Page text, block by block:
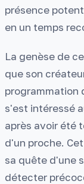
présence
en un temps
La genèse de
que son
programmation
s'est intéressé
après avoir été
d'un proche.
sa quête d'une
détecter